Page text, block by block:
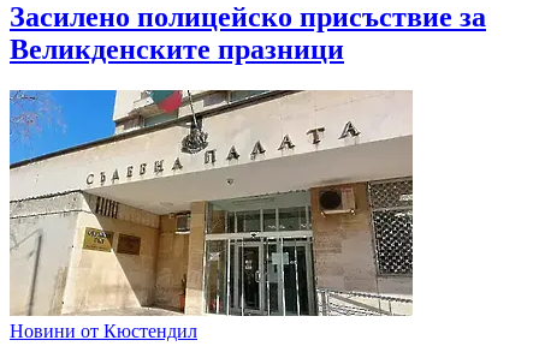
Засилено полицейско присъствие за
Великденските празници
Новини от Кюстендил